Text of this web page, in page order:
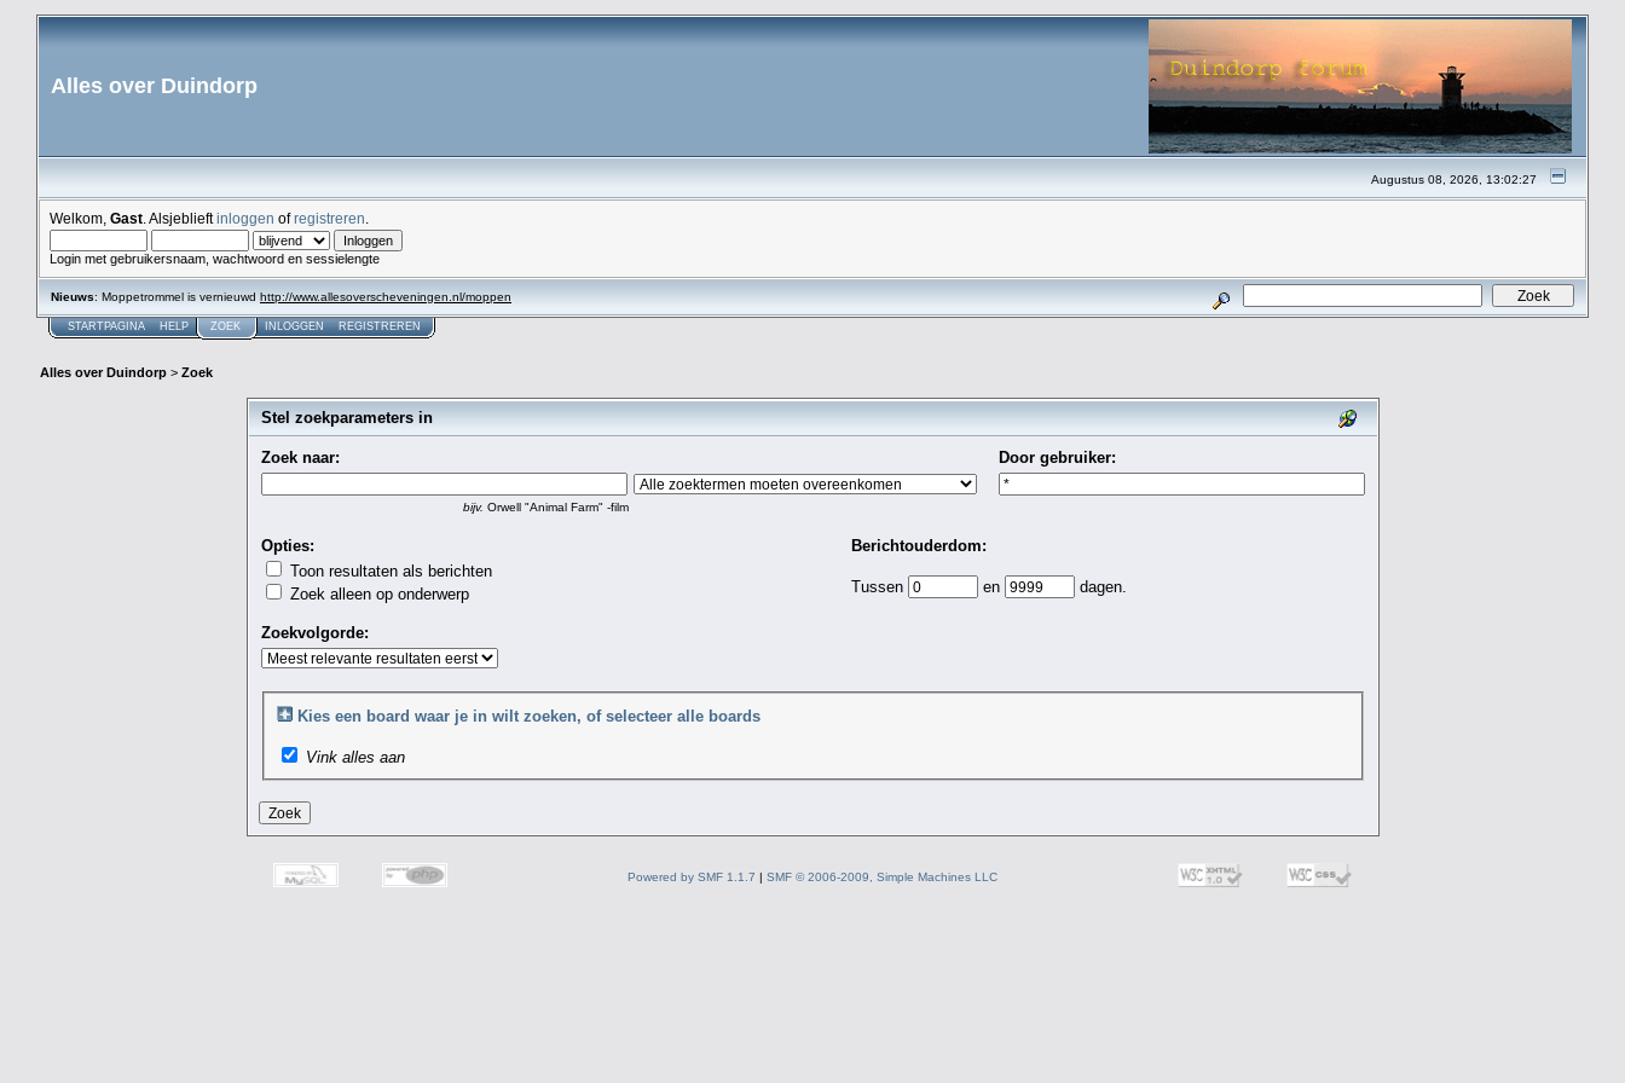
Alles over Duindorp
Augustus 08, 2026, 13:02:27
Welkom, Gast . Alsjeblieftinloggen ofregistreren
Login met gebruikersnaam, wachtwoord en sessielengte
Nieuws: Moppetrommel is vernieuwd http://www.allesoverscheveningen.nl/moppen
STARTPAGINA HELP ZOEK INLOGGEN REGISTREREN
Alles over Duindorp > Zoek
Stel zoekparameters in
Zoek naar: Door gebruiker:
bijv. Orwell "Animal Farm" -film
Berichtouderdom:
Tussen en dagen.
Opties:
Toon resultaten als berichten
Zoek alleen op onderwerp
Zoekvolgorde:
Kies een board waar je in wilt zoeken, of selecteer alle boards
Vink alles aan
Powered by SMF 1.1.7 | SMF © 2006-2009, Simple Machines LLC